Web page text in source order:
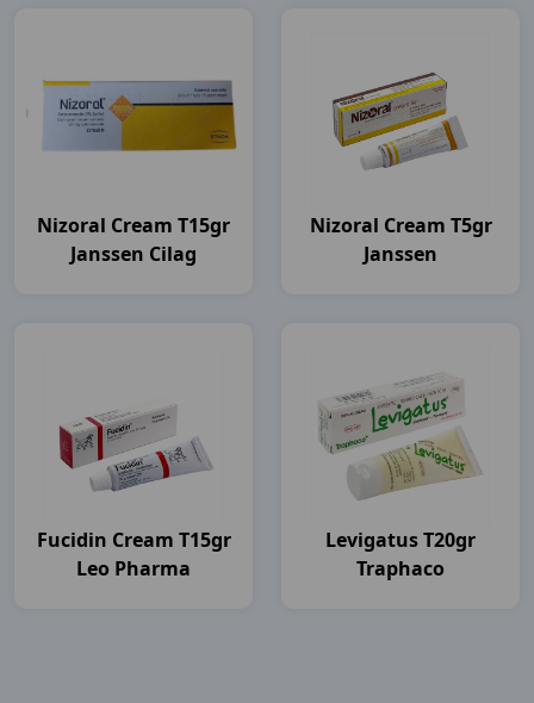
Nizoral Cream T15gr
Janssen Cilag
Nizoral Cream T5gr
Janssen
Fucidin Cream T15gr
Leo Pharma
Levigatus T20gr
Traphaco